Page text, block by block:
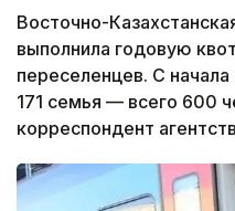
Восточно-
выполнила годовую
переселенцев. С
171 семья — всего 600
корреспондент